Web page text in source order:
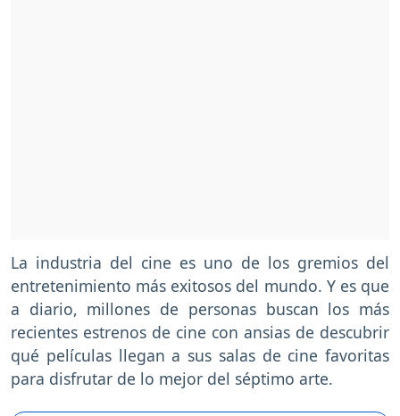
La industria del cine es uno de los gremios del
entretenimiento más exitosos del mundo. Y es que
a diario, millones de personas buscan los más
recientes estrenos de cine con ansias de descubrir
qué películas llegan a sus salas de cine favoritas
para disfrutar de lo mejor del séptimo arte.